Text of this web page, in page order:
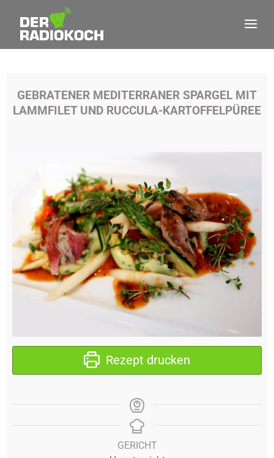
GEBRATENER MEDITERRANER SPARGEL MIT
LAMMFILET UND RUCCULA-KARTOFFELPÜREE
Rezept drucken
GERICHT